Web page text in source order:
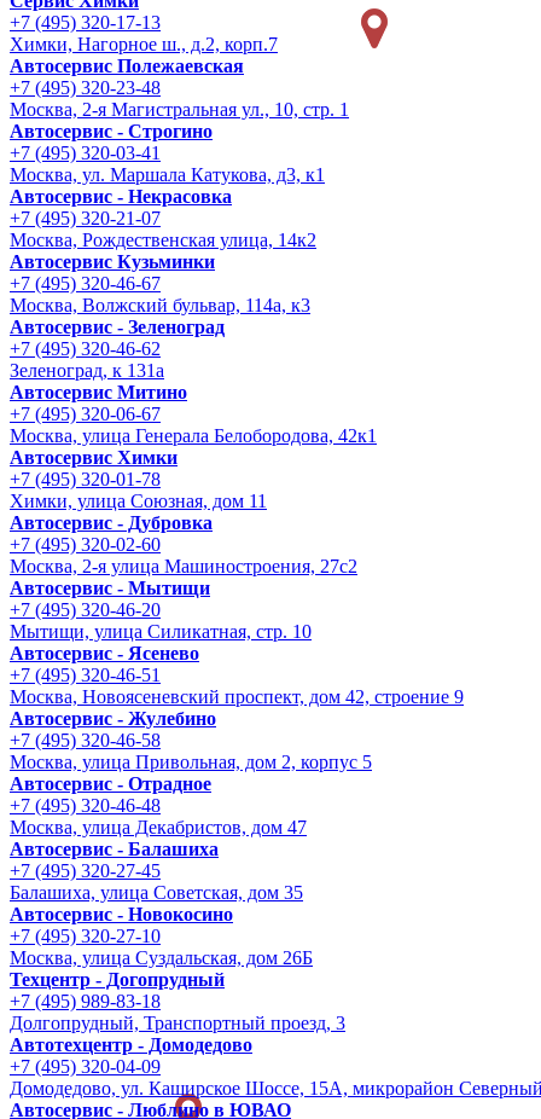
+7 (495) 320-17-13
Химки, Нагорное ш., д.2, корп.7
Автосервис Полежаевская
+7 (495) 320-23-48
Москва, 2-я Магистральная ул., 10, стр. 1
Автосервис - Строгино
+7 (495) 320-03-41
Москва, ул. Маршала Катукова, д3, к1
Автосервис - Некрасовка
+7 (495) 320-21-07
Москва, Рождественская улица, 14к2
Автосервис Кузьминки
+7 (495) 320-46-67
Москва, Волжский бульвар, 114а, к3
Автосервис - Зеленоград
+7 (495) 320-46-62
Зеленоград, к 131а
Автосервис Митино
+7 (495) 320-06-67
Москва, улица Генерала Белобородова, 42к1
Автосервис Химки
+7 (495) 320-01-78
Химки, улица Союзная, дом 11
Автосервис - Дубровка
+7 (495) 320-02-60
Москва, 2-я улица Машиностроения, 27с2
Автосервис - Мытищи
+7 (495) 320-46-20
Мытищи, улица Силикатная, стр. 10
Автосервис - Ясенево
+7 (495) 320-46-51
Москва, Новоясеневский проспект, дом 42, строение 9
Автосервис - Жулебино
+7 (495) 320-46-58
Москва, улица Привольная, дом 2, корпус 5
Автосервис - Отрадное
+7 (495) 320-46-48
Москва, улица Декабристов, дом 47
Автосервис - Балашиха
+7 (495) 320-27-45
Балашиха, улица Советская, дом 35
Автосервис - Новокосино
+7 (495) 320-27-10
Москва, улица Суздальская, дом 26Б
Техцентр - Догопрудный
+7 (495) 989-83-18
Долгопрудный, Транспортный проезд, 3
Автотехцентр - Домодедово
+7 (495) 320-04-09
Домодедово, ул. Каширское Шоссе, 15А, микрорайон
Автосервис - Люблино в ЮВАО